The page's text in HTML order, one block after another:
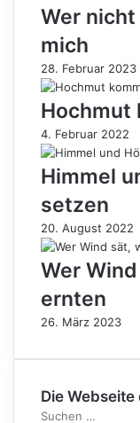
Wer
mich
28. Februar 2023
Hochmut
4. Februar 2022
Himmel
setzen
20. August 2022
Wer
ernten
26. März 2023
Die
Suchen